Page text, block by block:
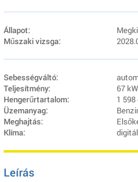
Állapot:
Műszaki vizsga:
Sebességváltó:
Teljesítmény:
67
Hengerűrtartalom:
1 598
Üzemanyag:
Meghajtás:
Klíma:
Leírás